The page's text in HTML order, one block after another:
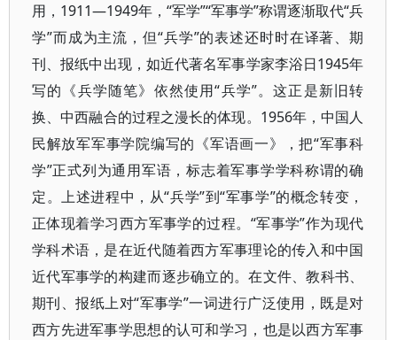
用，1911—1949年，“军学”“军事学”称谓逐渐取代“兵
学”而成为主流，但“兵学”的表述还时时在译著、期
刊、报纸中出现，如近代著名军事学家李浴日1945年
写的《兵学随笔》依然使用“兵学”。这正是新旧转
换、中西融合的过程之漫长的体现。1956年，中国人
民解放军军事学院编写的《军语画一》，把“军事科
学”正式列为通用军语，标志着军事学学科称谓的确
定。上述进程中，从“兵学”到“军事学”的概念转变，
正体现着学习西方军事学的过程。“军事学”作为现代
学科术语，是在近代随着西方军事理论的传入和中国
近代军事学的构建而逐步确立的。在文件、教科书、
期刊、报纸上对“军事学”一词进行广泛使用，既是对
西方先进军事学思想的认可和学习，也是以西方军事